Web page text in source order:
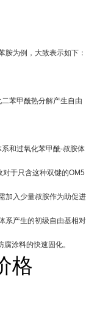
胺为例，大致表示如下：
苯甲酰热分解产生自由
系和过氧化苯甲酰-叔胺体
对于只含这种双键的OM5
加入少量叔胺作为助促进
系产生的初级自由基相对
腐涂料的快速固化。